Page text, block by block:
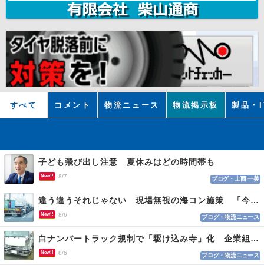
すべて コメント 物流ニュース 物流掲示板 製品・
子ども飛び出し注意 夏休みはどの時間帯も
New!! 8/7 ブログ・上西 一美
違う違うそれじゃない 現場無視の海コン施策 「今でも平均２～３時間は待つ」
New!! 8/6 ブログ・物流ニュース
白ナンバートラック規制で「駆け込み寺」化 企業組合が入会基準を見直しへ
New!! 8/6 ブログ・物流ニュース